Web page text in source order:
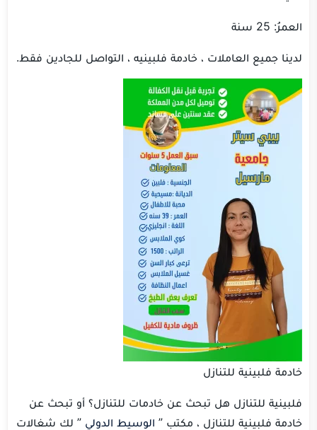
العمرُ: 25 سنة
لدينا جميع العاملات ، خادمة فلبينيه ، التواصل للجادين فقط.
خادمة فلبينية للتنازل
فلبينية للتنازل هل تبحث عن خادمات للتنازل؟ أو تبحث عن
خادمة فلبينية للتنازل ، مكتب ” الوسيط الدولي ” لك شغالات